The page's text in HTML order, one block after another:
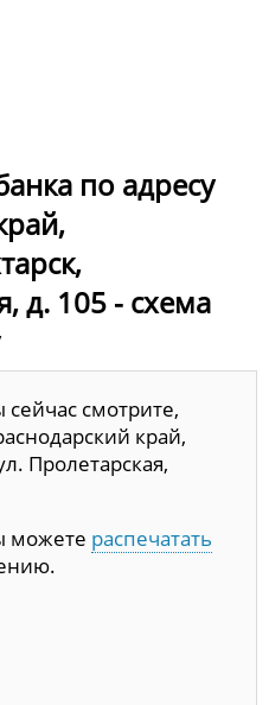
по адресу
д. 105 - схема
смотрите,
край,
Пролетарская,
можете распечатать